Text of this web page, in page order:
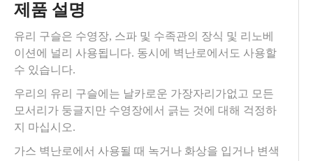
제품 설명
유리 구슬은 수영장, 스파 및 수족관의 장식 및 리노베
이션에 널리 사용됩니다. 동시에 벽난로에서도 사용할
수 있습니다.
우리의 유리 구슬에는 날카로운 가장자리가없고 모든
모서리가 둥글지만 수영장에서 긁는 것에 대해 걱정하
지 마십시오.
가스 벽난로에서 사용될 때 녹거나 화상을 입거나 변색